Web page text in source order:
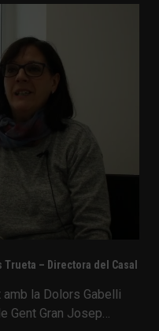
Trueta – Directora del Casal
la Dolors Gabelli
Gent Gran Josep…